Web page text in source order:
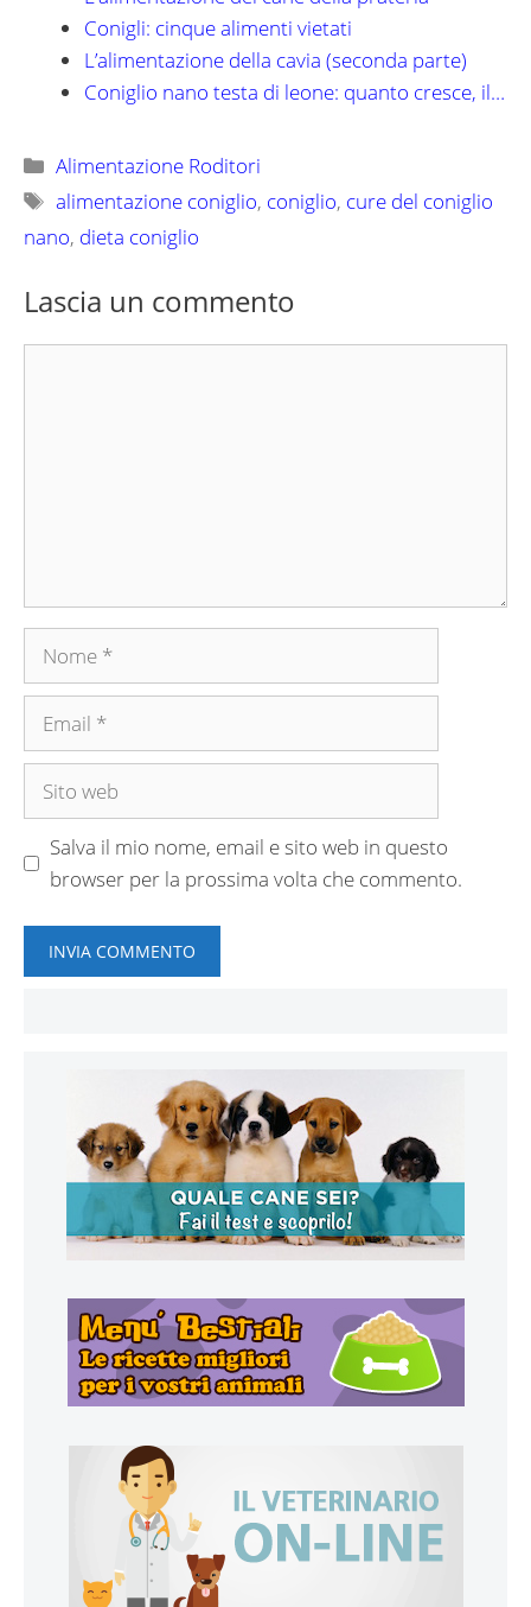
Conigli: cinque alimenti vietati
L’alimentazione della cavia (seconda parte)
Coniglio nano testa di leone: quanto cresce, il…
Categorie
Alimentazione Roditori
Tag
alimentazione coniglio, coniglio, cure del coniglio
nano, dieta coniglio
Lascia un commento
Nome
Email
Sito
Salva il mio nome, email e sito web in questo
browser per la prossima volta che commento.